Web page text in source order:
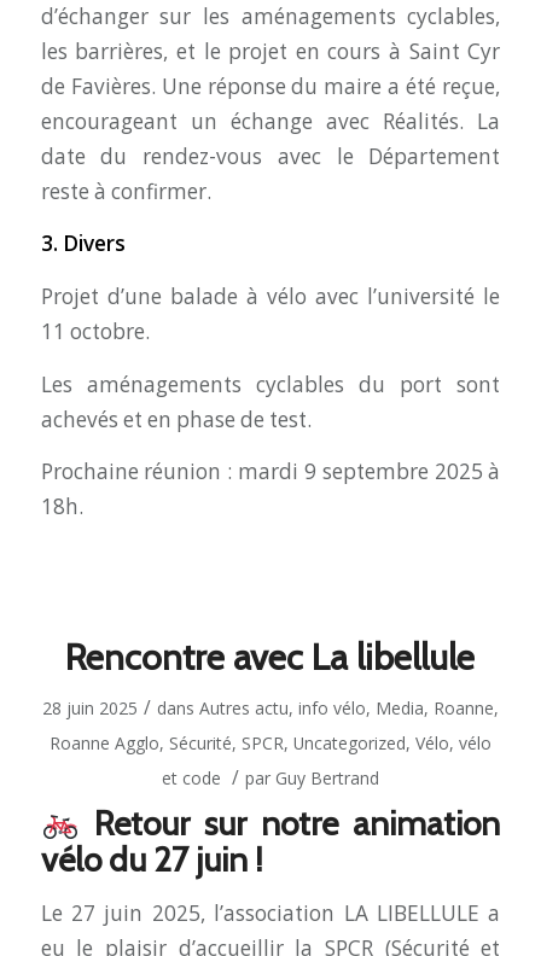
d’échanger sur les aménagements cyclables,
les barrières, et le projet en cours à Saint Cyr
de Favières. Une réponse du maire a été reçue,
encourageant un échange avec Réalités. La
date du rendez-vous avec le Département
reste à confirmer.
3. Divers
Projet d’une balade à vélo avec l’université le
11 octobre.
Les aménagements cyclables du port sont
achevés et en phase de test.
Prochaine réunion : mardi 9 septembre 2025 à
18h.
Rencontre avec La libellule
28 juin 2025 / dans Autres actu, info vélo, Media, Roanne,
Roanne Agglo, Sécurité, SPCR, Uncategorized, Vélo, vélo
et code / par Guy Bertrand
Retour sur notre animation
vélo du 27 juin !
Le 27 juin 2025, l’association LA LIBELLULE a
eu le plaisir d’accueillir la SPCR (Sécurité et